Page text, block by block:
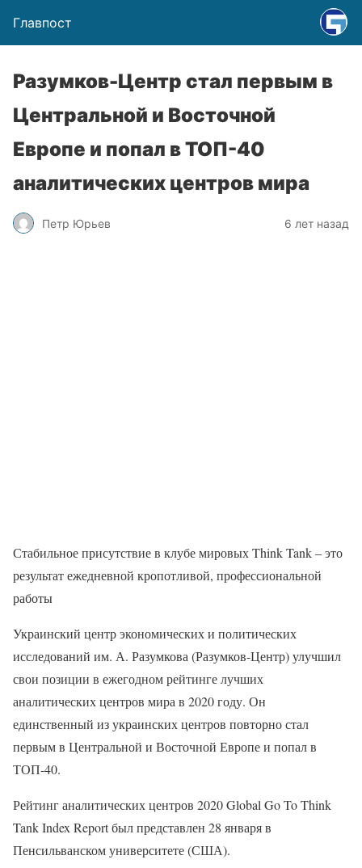
Главпост
Разумков-Центр стал первым в
Центральной и Восточной
Европе и попал в ТОП-40
аналитических центров мира
Петр Юрьев 6 лет назад
Стабильное присутствие в клубе мировых Think Tank – это
результат ежедневной кропотливой, профессиональной
работы
Украинский центр экономических и политических
исследований им. А. Разумкова (Разумков-Центр) улучшил
свои позиции в ежегодном рейтинге лучших
аналитических центров мира в 2020 году. Он
единственный из украинских центров повторно стал
первым в Центральной и Восточной Европе и попал в
ТОП-40.
Рейтинг аналитических центров 2020 Global Go To Think
Tank Index Report был представлен 28 января в
Пенсильванском университете (США).